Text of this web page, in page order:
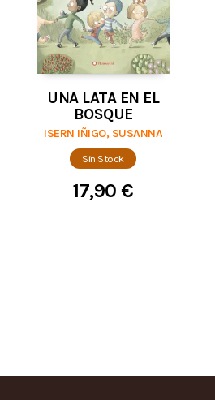
UNA LATA EN EL
BOSQUE
ISERN IÑIGO, SUSANNA
Sin Stock
17,90 €